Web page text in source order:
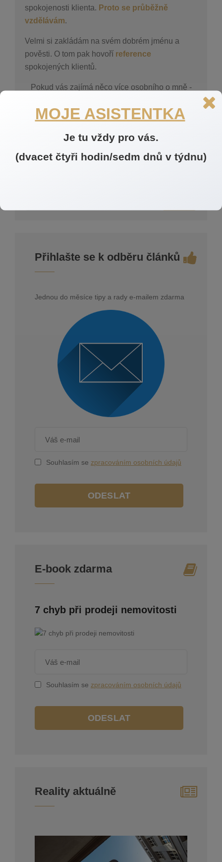
spokojenosti klienta. Proto se průběžně
vzdělávám.
Velmi si zakládám na svém dobrém jménu a
pověsti. O tom pak hovoří reference
spokojených klientů.
Pokud vás zajímá něco více osobního o mně -
Přihlašte se k odběru článků
Jednou do měsíce tipy a rady e-mailem zdarma
Souhlasím se zpracováním osobních údajů
ODESLAT
E-book zdarma
7 chyb při prodeji nemovitosti
Souhlasím se zpracováním osobních údajů
ODESLAT
Reality aktuálně
MOJE ASISTENTKA
Je tu vždy pro vás.
(dvacet čtyři hodin/sedm dnů v týdnu)